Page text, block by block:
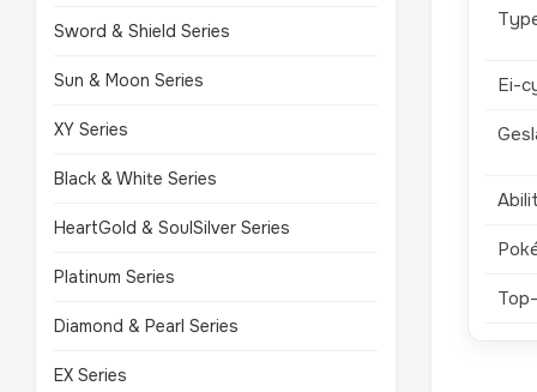
Sword & Shield Series
Sun & Moon Series
XY Series
Black & White Series
HeartGold & SoulSilver Series
Platinum Series
Diamond & Pearl Series
EX Series
Ei-